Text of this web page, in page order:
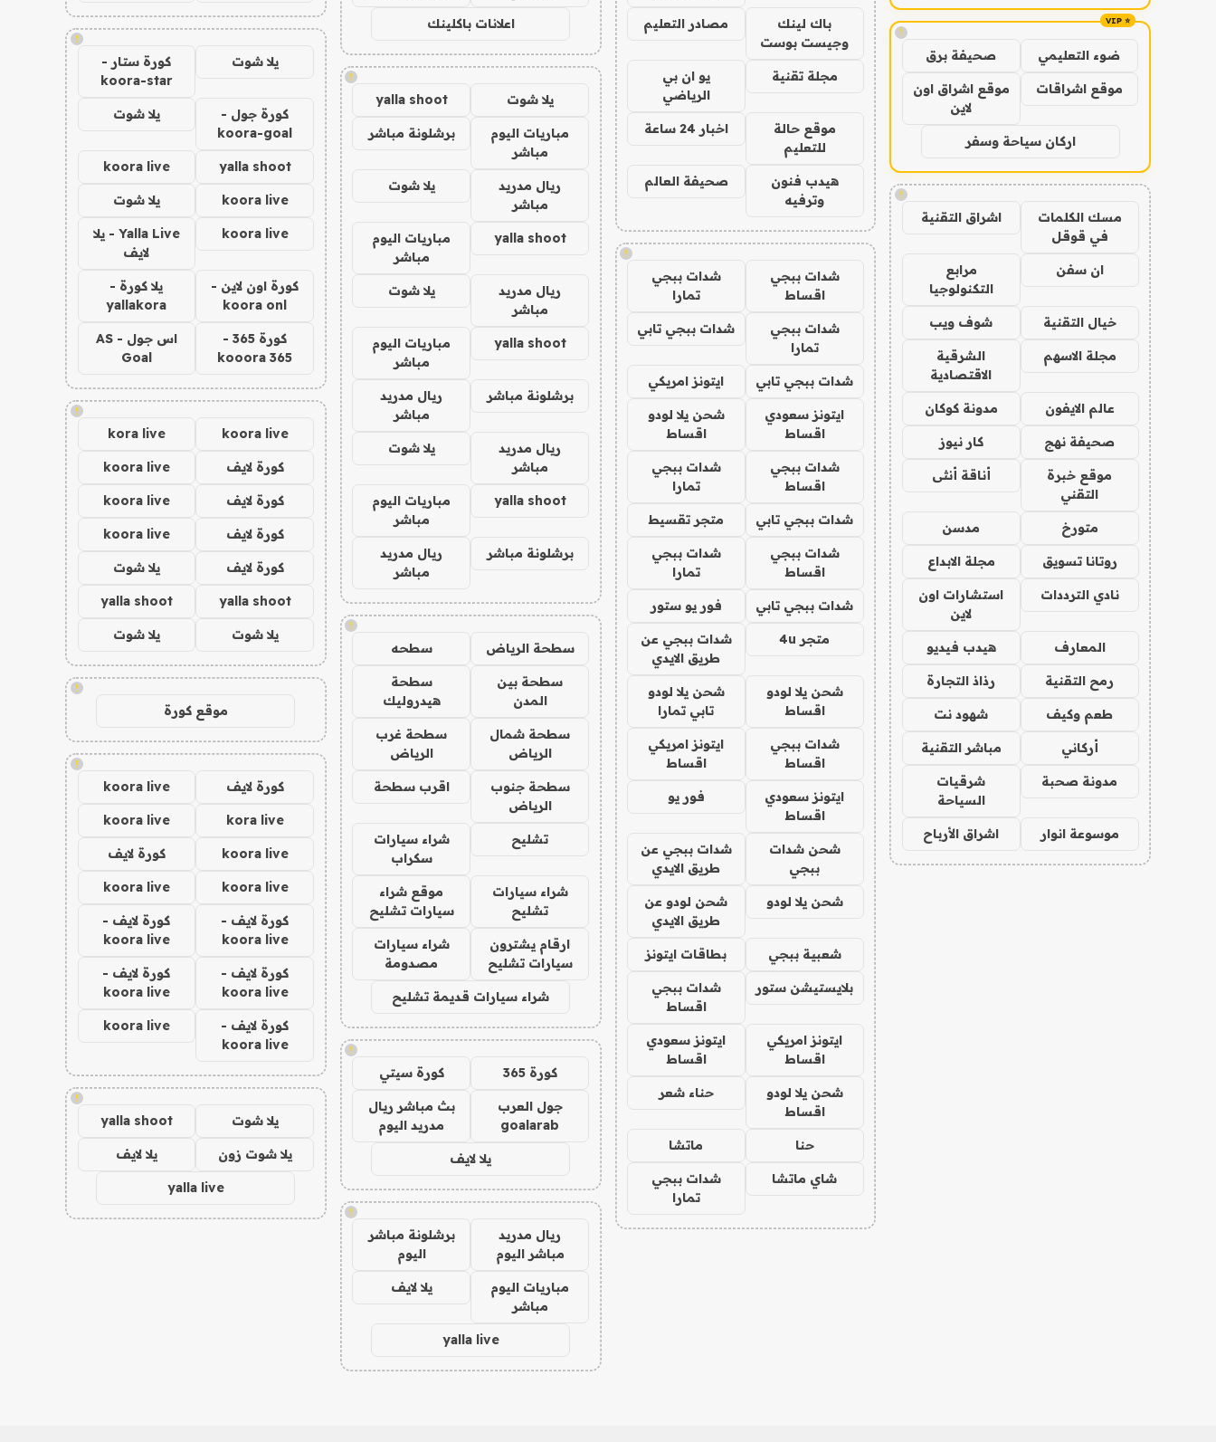
!
ضوء التعليمي صحيفة برق
موقع اشراقات
موقع اشراق اون
لاين
اركان سياحة وسفر
!
مسك الكلمات
في قوقل
اشراق التقنية
ان سفن
مرابع
التكنولوجيا
خيال التقنية شوف ويب
مجلة الاسهم
الشرقية
الاقتصادية
عالم الايفون مدونة كوكان
صحيفة نهج كار نيوز
موقع خبرة
التقني
أناقة أنثى
متورخ مدسن
روتانا تسويق مجلة الابداع
نادي الترددات
استشارات اون
لاين
المعارف هيدب فيديو
رمح التقنية رذاذ التجارة
طعم وكيف شهود نت
أركاني مباشر التقنية
مدونة صحبة
شرقيات
السياحة
موسوعة انوار اشراق الأرباح
باك لينك
وجيست بوست
مصادر التعليم
مجلة تقنية
يو ان بي
الرياضي
موقع حالة
للتعليم
اخبار 24 ساعة
هيدب فنون
وترفيه
صحيفة العالم
!
شدات ببجي
اقساط
شدات ببجي
تمارا
شدات ببجي
تمارا
شدات ببجي تابي
شدات ببجي تابي ايتونز امريكي
ايتونز سعودي
اقساط
شحن يلا لودو
اقساط
شدات ببجي
اقساط
شدات ببجي
تمارا
شدات ببجي تابي متجر تقسيط
شدات ببجي
اقساط
شدات ببجي
تمارا
شدات ببجي تابي فور يو ستور
متجر 4u
شدات ببجي عن
طريق الايدي
شحن يلا لودو
اقساط
شحن يلا لودو
تابي تمارا
شدات ببجي
اقساط
ايتونز امريكي
اقساط
ايتونز سعودي
اقساط
فور يو
شحن شدات
ببجي
شدات ببجي عن
طريق الايدي
شحن يلا لودو
شحن لودو عن
طريق الايدي
شعبية ببجي بطاقات ايتونز
بلايستيشن ستور
شدات ببجي
اقساط
ايتونز امريكي
اقساط
ايتونز سعودي
اقساط
شحن يلا لودو
اقساط
حناء شعر
حنا ماتشا
شاي ماتشا
شدات ببجي
تمارا
اعلانات باكلينك
!
يلا شوت yalla shoot
مباريات اليوم
مباشر
برشلونة مباشر
ريال مدريد
مباشر
يلا شوت
yalla shoot
مباريات اليوم
مباشر
ريال مدريد
مباشر
يلا شوت
yalla shoot
مباريات اليوم
مباشر
برشلونة مباشر
ريال مدريد
مباشر
ريال مدريد
مباشر
يلا شوت
yalla shoot
مباريات اليوم
مباشر
برشلونة مباشر
ريال مدريد
مباشر
!
سطحة الرياض سطحه
سطحة بين
المدن
سطحة
هيدروليك
سطحة شمال
الرياض
سطحة غرب
الرياض
سطحة جنوب
الرياض
اقرب سطحة
تشليح
شراء سيارات
سكراب
شراء سيارات
تشليح
موقع شراء
سيارات تشليح
ارقام يشترون
سيارات تشليح
شراء سيارات
مصدومة
شراء سيارات قديمة تشليح
!
كورة 365 كورة سيتي
جول العرب
goalarab
بث مباشر ريال
مدريد اليوم
يلا لايف
!
ريال مدريد
مباشر اليوم
برشلونة مباشر
اليوم
مباريات اليوم
مباشر
يلا لايف
yalla live
!
يلا شوت
كورة ستار -
koora-star
كورة جول -
koora-goal
يلا شوت
yalla shoot
koora live
koora live يلا شوت
koora live
Yalla Live - يلا
لايف
كورة اون لاين -
koora onl
يلا كورة -
yallakora
كورة 365 -
kooora 365
اس جول - AS
Goal
!
koora live
kora live
كورة لايف koora live
كورة لايف koora live
كورة لايف koora live
كورة لايف يلا شوت
yalla shoot
yalla shoot
يلا شوت يلا شوت
!
موقع كورة
!
كورة لايف koora live
kora live
koora live
koora live كورة لايف
koora live
koora live
كورة لايف -
koora live
كورة لايف -
koora live
كورة لايف -
koora live
كورة لايف -
koora live
كورة لايف -
koora live
koora live
!
يلا شوت yalla shoot
يلا شوت زون يلا لايف
yalla live